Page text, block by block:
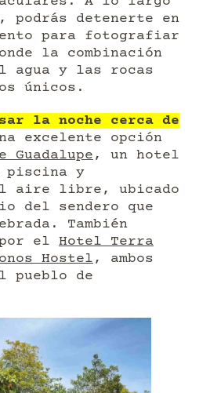
podrás detenerte en
para fotografiar
la combinación
agua y las rocas
únicos.
la noche cerca de
excelente opción
Guadalupe, un hotel
piscina y
aire libre, ubicado
del sendero que
También
el Hotel Terra
Hostel , ambos
pueblo de